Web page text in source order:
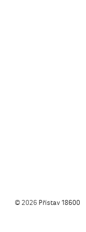
© 2026 Přístav 18600